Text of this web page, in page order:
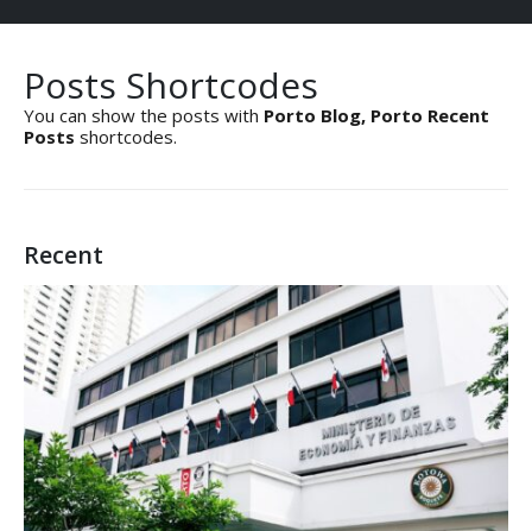
Posts Shortcodes
You can show the posts with Porto Blog, Porto Recent
Posts shortcodes.
Recent